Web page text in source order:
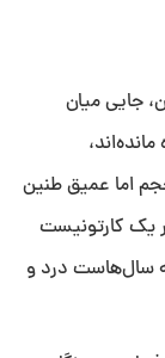
جایی میان
اما عمیق طنین
یک کارتونیست
سال‌هاست درد و